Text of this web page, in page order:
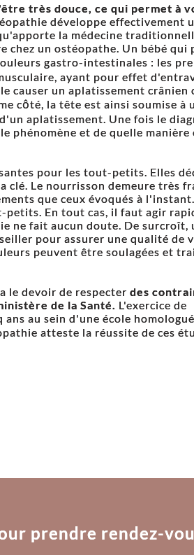
très douce, ce qui permet à
développe effectivement
la médecine
un ostéopathe. Un bébé qui
gastro-intestinales : les
ayant pour effet
causer un aplatissement crânien
côté, la tête est ainsi soumise à
aplatissement. Une fois le
phénomène et de quelle manière
pour les tout-petits. Elles
clé. Le nourrisson demeure très
que ceux évoqués à
En tout cas, il faut agir
ne fait aucun doute. De surcroît,
pour assurer une qualité de
peuvent être soulagées et
le devoir de respecter des
de la Santé. L'exercice de
au sein d'une école
atteste la réussite de ces
prendre rendez-